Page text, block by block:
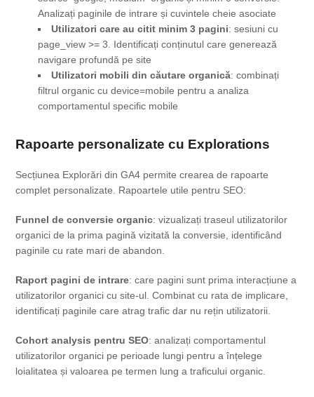
Analizați paginile de intrare și cuvintele cheie asociate
Utilizatori care au citit minim 3 pagini: sesiuni cu
page_view >= 3. Identificați conținutul care generează
navigare profundă pe site
Utilizatori mobili din căutare organică: combinați
filtrul organic cu device=mobile pentru a analiza
comportamentul specific mobile
Rapoarte personalizate cu Explorations
Secțiunea Explorări din GA4 permite crearea de rapoarte
complet personalizate. Rapoartele utile pentru SEO:
Funnel de conversie organic: vizualizați traseul utilizatorilor
organici de la prima pagină vizitată la conversie, identificând
paginile cu rate mari de abandon.
Raport pagini de intrare: care pagini sunt prima interacțiune a
utilizatorilor organici cu site-ul. Combinat cu rata de implicare,
identificați paginile care atrag trafic dar nu rețin utilizatorii.
Cohort analysis pentru SEO: analizați comportamentul
utilizatorilor organici pe perioade lungi pentru a înțelege
loialitatea și valoarea pe termen lung a traficului organic.